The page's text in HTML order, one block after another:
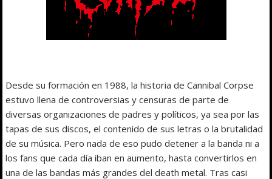
Desde su formación en 1988, la historia de Cannibal Corpse
estuvo llena de controversias y censuras de parte de
diversas organizaciones de padres y políticos, ya sea por las
tapas de sus discos, el contenido de sus letras o la brutalidad
de su música. Pero nada de eso pudo detener a la banda ni a
los fans que cada día iban en aumento, hasta convertirlos en
una de las bandas más grandes del death metal. Tras casi